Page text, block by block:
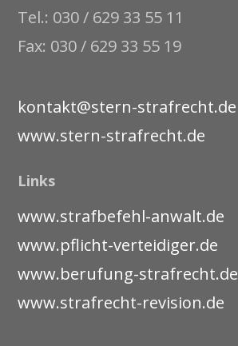
Tel.: 030 / 629 33 55 11
Fax: 030 / 629 33 55 19
kontakt@stern-strafrecht.de
www.stern-strafrecht.de
Links
www.strafbefehl-anwalt.de
www.pflicht-verteidiger.de
www.berufung-strafrecht.de
www.strafrecht-revision.de